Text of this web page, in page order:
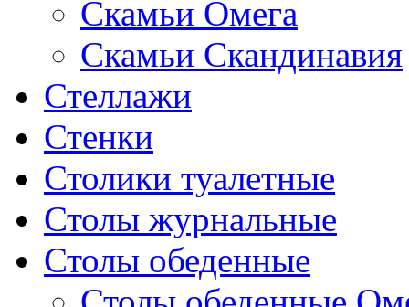
Скамьи Омега
Скамьи Скандинавия
Стеллажи
Стенки
Столики туалетные
Столы журнальные
Столы обеденные